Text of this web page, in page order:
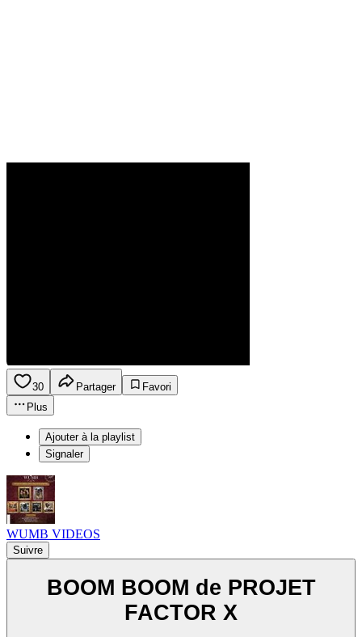
30 Partager
Favori
Plus
Ajouter à la playlist
Signaler
WUMB VIDEOS
Suivre
BOOM BOOM de PROJET
FACTOR X